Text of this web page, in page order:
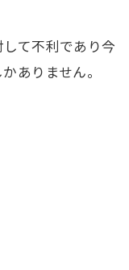
て不利であり今
ありません。